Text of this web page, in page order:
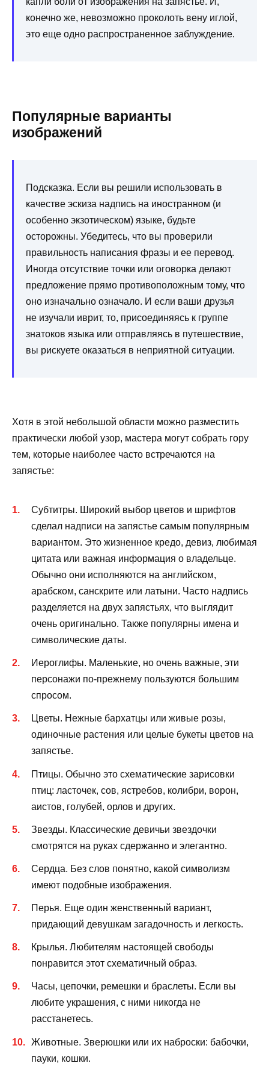
конечно же, невозможно проколоть вену иглой,
это еще одно распространенное заблуждение.
Популярные варианты
изображений
Подсказка. Если вы решили использовать в
качестве эскиза надпись на иностранном (и
особенно экзотическом) языке, будьте
осторожны. Убедитесь, что вы проверили
правильность написания фразы и ее перевод.
Иногда отсутствие точки или оговорка делают
предложение прямо противоположным тому, что
оно изначально означало. И если ваши друзья
не изучали иврит, то, присоединяясь к группе
знатоков языка или отправляясь в путешествие,
вы рискуете оказаться в неприятной ситуации.
Хотя в этой небольшой области можно разместить
практически любой узор, мастера могут собрать гору
тем, которые наиболее часто встречаются на
запястье:
Субтитры. Широкий выбор цветов и шрифтов
сделал надписи на запястье самым популярным
вариантом. Это жизненное кредо, девиз, любимая
цитата или важная информация о владельце.
Обычно они исполняются на английском,
арабском, санскрите или латыни. Часто надпись
разделяется на двух запястьях, что выглядит
очень оригинально. Также популярны имена и
символические даты.
Иероглифы. Маленькие, но очень важные, эти
персонажи по-прежнему пользуются большим
спросом.
Цветы. Нежные бархатцы или живые розы,
одиночные растения или целые букеты цветов на
запястье.
Птицы. Обычно это схематические зарисовки
птиц: ласточек, сов, ястребов, колибри, ворон,
аистов, голубей, орлов и других.
Звезды. Классические девичьи звездочки
смотрятся на руках сдержанно и элегантно.
Сердца. Без слов понятно, какой символизм
имеют подобные изображения.
Перья. Еще один женственный вариант,
придающий девушкам загадочность и легкость.
Крылья. Любителям настоящей свободы
понравится этот схематичный образ.
Часы, цепочки, ремешки и браслеты. Если вы
любите украшения, с ними никогда не
расстанетесь.
Животные. Зверюшки или их наброски: бабочки,
пауки, кошки.